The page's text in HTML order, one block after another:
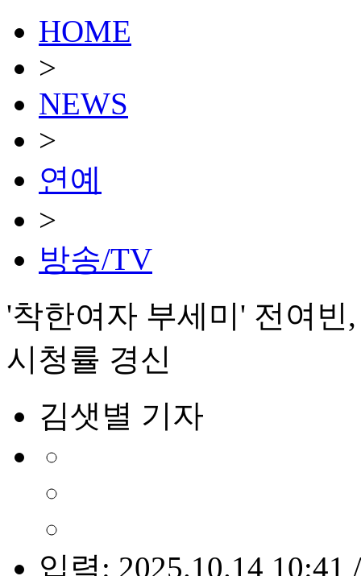
HOME
>
NEWS
>
연예
>
방송/TV
'착한여자 부세미' 전여
시청률 경신
김샛별 기자
입력: 2025.10.14 10:41